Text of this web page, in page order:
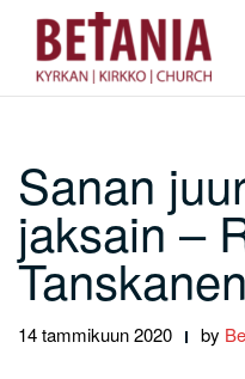
content
Sanan
jaksain –
Tanskanen
14 tammikuun 2020 by